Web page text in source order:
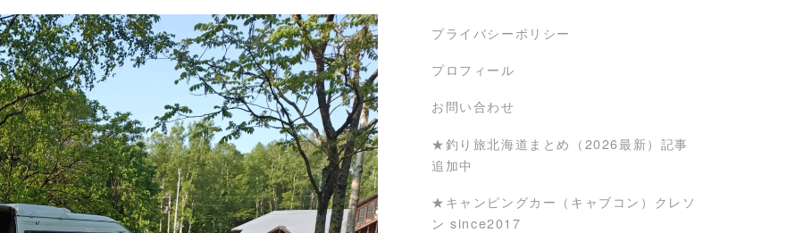
プライバシーポリシー
プロフィール
お問い合わせ
★釣り旅北海道まとめ（2026最新）記事
追加中
★キャンピングカー（キャブコン）クレソ
ン since2017